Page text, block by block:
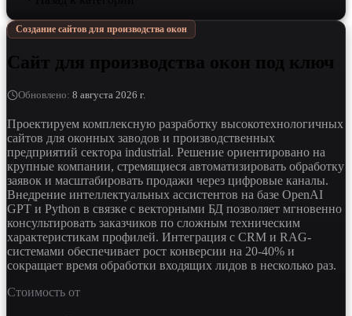
Создание сайтов для производства окон
Сайт для производства окон под ключ
Обновлено: 8 августа 2026 г.
Проектируем комплексную разработку высокотехнологичных
сайтов для оконных заводов и производственных
предприятий сектора industrial. Решение ориентировано на
крупные компании, стремящиеся автоматизировать обработку
заявок и масштабировать продажи через цифровые каналы.
Внедрение интеллектуальных ассистентов на базе OpenAI
GPT и Python в связке с векторными БД позволяет мгновенно
консультировать заказчиков по сложным техническим
характеристикам профилей. Интеграция с CRM и RAG-
системами обеспечивает рост конверсии на 20-40% и
сокращает время обработки входящих лидов в несколько раз.
Стоимость от